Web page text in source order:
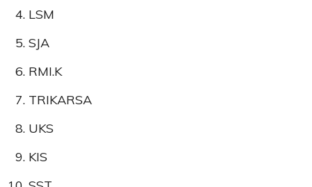
LSM
SJA
RMI.K
TRIKARSA
UKS
KIS